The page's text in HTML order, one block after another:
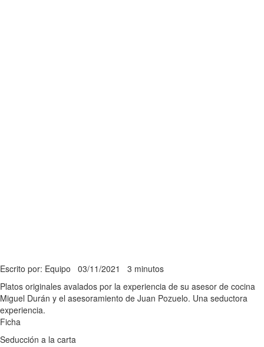
Escrito por: Equipo 03/11/2021 3 minutos
Platos originales avalados por la experiencia de su asesor de cocina
Miguel Durán y el asesoramiento de Juan Pozuelo. Una seductora
experiencia.
Ficha
Seducción a la carta